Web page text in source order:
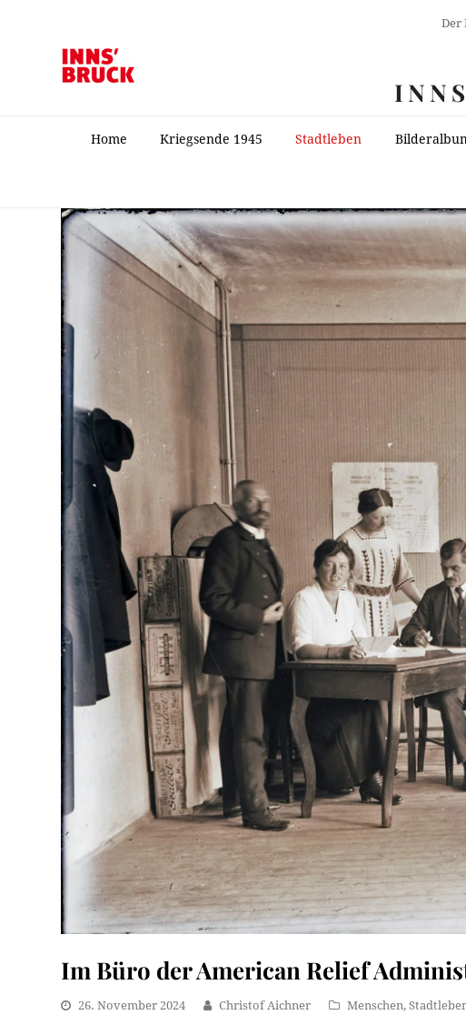
Der
Home Kriegsende 1945 Stadtleben
Im Büro der American Relief
26. November 2024 Christof Aichner Menschen,